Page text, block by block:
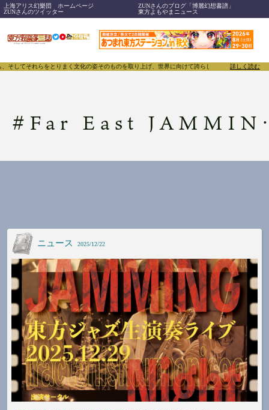
上海アリス幻樂団 ホームページ
ZUNさんのブログ「博麗幻想書譜」
ZUNさんのツイッター
東方よもやまニュース
らをとりまく文化の姿そのものを取り上げ、世界に向けて誇らしく発信することで、東方
詳しく読む
# Far East JAMMING Night
ニュース 2025/12/22